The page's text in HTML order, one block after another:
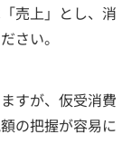
売上」とし、消
さい。
すが、仮受消費
の把握が容易に